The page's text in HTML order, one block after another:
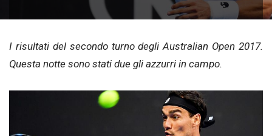
I risultati del secondo turno degli Australian Open 2017.
Questa notte sono stati due gli azzurri in campo.